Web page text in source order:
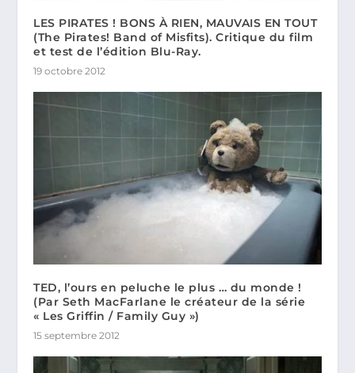
LES PIRATES ! BONS À RIEN, MAUVAIS EN TOUT
(The Pirates! Band of Misfits). Critique du film
et test de l’édition Blu-Ray.
19 octobre 2012
TED, l’ours en peluche le plus … du monde !
(Par Seth MacFarlane le créateur de la série
« Les Griffin / Family Guy »)
15 septembre 2012